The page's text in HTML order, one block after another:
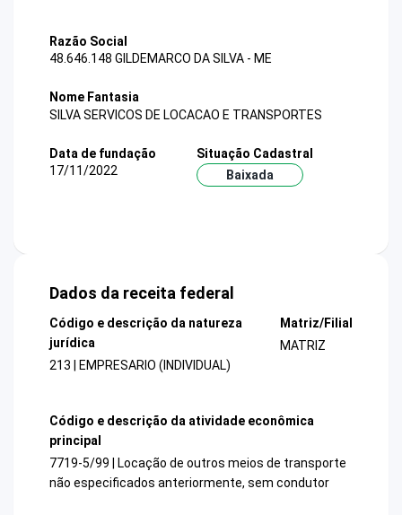
Razão Social
48.646.148 GILDEMARCO DA SILVA - ME
Nome Fantasia
SILVA SERVICOS DE LOCACAO E TRANSPORTES
Data de fundação
17/11/2022
Situação Cadastral
Baixada
Dados da receita federal
Código e descrição da natureza
jurídica
213 | EMPRESARIO (INDIVIDUAL)
Matriz/Filial
MATRIZ
Código e descrição da atividade econômica
principal
7719-5/99 | Locação de outros meios de transporte
não especificados anteriormente, sem condutor